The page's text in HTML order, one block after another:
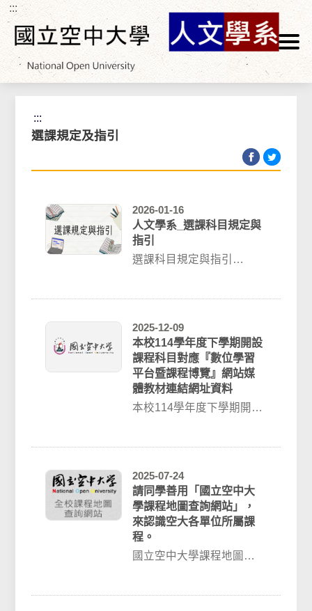
跳到主要內容區塊
:::
首頁>學生專區 >註冊選課 > 選課規定及指引
:::
選課規定及指引
2026-01-16
人文學系_選課科目規定與
指引
選課科目規定與指引
2025-12-09
本校114學年度下學期開設
課程科目對應『數位學習
平台暨課程博覽』網站媒
體教材連結網址資料
本校114學年度下學期開設
2025-07-24
請同學善用「國立空中大
學課程地圖查詢網站」，
來認識空大各單位所屬課
程。
國立空中大學課程地圖查